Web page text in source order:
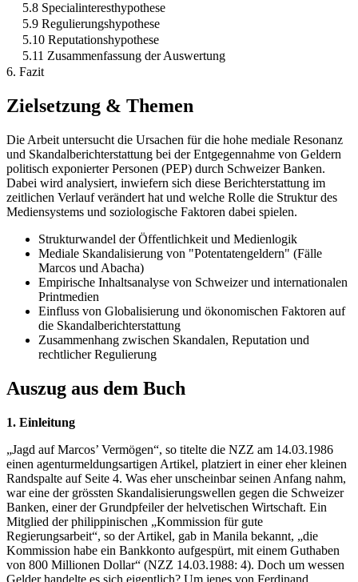
5.8 Specialinteresthypothese
5.9 Regulierungshypothese
5.10 Reputationshypothese
5.11 Zusammenfassung der Auswertung
6. Fazit
Zielsetzung & Themen
Die Arbeit untersucht die Ursachen für die hohe mediale Resonanz
und Skandalberichterstattung bei der Entgegennahme von Geldern
politisch exponierter Personen (PEP) durch Schweizer Banken.
Dabei wird analysiert, inwiefern sich diese Berichterstattung im
zeitlichen Verlauf verändert hat und welche Rolle die Struktur des
Mediensystems und soziologische Faktoren dabei spielen.
Strukturwandel der Öffentlichkeit und Medienlogik
Mediale Skandalisierung von "Potentatengeldern" (Fälle
Marcos und Abacha)
Empirische Inhaltsanalyse von Schweizer und internationalen
Printmedien
Einfluss von Globalisierung und ökonomischen Faktoren auf
die Skandalberichterstattung
Zusammenhang zwischen Skandalen, Reputation und
rechtlicher Regulierung
Auszug aus dem Buch
1. Einleitung
„Jagd auf Marcos’ Vermögen“, so titelte die NZZ am 14.03.1986
einen agenturmeldungsartigen Artikel, platziert in einer eher kleinen
Randspalte auf Seite 4. Was eher unscheinbar seinen Anfang nahm,
war eine der grössten Skandalisierungswellen gegen die Schweizer
Banken, einer der Grundpfeiler der helvetischen Wirtschaft. Ein
Mitglied der philippinischen „Kommission für gute
Regierungsarbeit“, so der Artikel, gab in Manila bekannt, „die
Kommission habe ein Bankkonto aufgespürt, mit einem Guthaben
von 800 Millionen Dollar“ (NZZ 14.03.1988: 4). Doch um wessen
Gelder handelte es sich eigentlich? Um jenes von Ferdinand